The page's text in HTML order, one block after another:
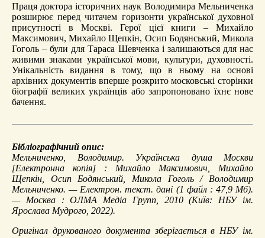
Праця доктора історичних наук Володимира Мельниченка
розширює перед читачем горизонти української духовної
присутності в Москві. Герої цієї книги – Михайло
Максимович, Михайло Щепкін, Осип Бодянський, Микола
Гоголь – були для Тараса Шевченка і залишаються для нас
живими знаками української мови, культури, духовності.
Унікальність видання в тому, що в ньому на основі
архівних документів вперше розкрито московські сторінки
біографії великих українців або запропоновано їхнє нове
бачення.
Бібліографічний опис:
Мельниченко, Володимир. Українська душа Москви
[Електронна копія] : Михайло Максимович, Михайло
Щепкін, Осип Бодянський, Микола Гоголь / Володимир
Мельниченко. — Електрон. текст. дані (1 файл : 47,9 Мб).
— Москва : ОЛМА Медіа Групп, 2010 (Київ: НБУ ім.
Ярослава Мудрого, 2022).
Оригінал друкованого документа зберігається в НБУ ім.